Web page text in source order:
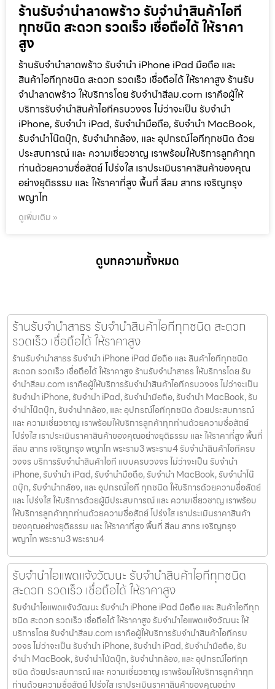
ร้านรับจำนำลาดพร้าว รับจำนำสินค้าไอที
ทุกชนิด สะดวก รวดเร็ว เชื่อถือได้ ให้ราคา
สูง
ร้านรับจำนำลาดพร้าว รับจำนำ iPhone iPad มือถือ และ
สินค้าไอทีทุกชนิด สะดวก รวดเร็ว เชื่อถือได้ ให้ราคาสูง ร้านรับ
จำนำลาดพร้าว ให้บริการโดย รับจํานําสีลม.com เราคือผู้ให้
บริการรับจำนำสินค้าไอทีครบวงจร ไม่ว่าจะเป็น รับจำนำ
iPhone, รับจำนำ iPad, รับจำนำมือถือ, รับจำนำ MacBook,
รับจำนำโน๊ตบุ๊ก, รับจำนำกล้อง, และ อุปกรณ์ไอทีทุกชนิด ด้วย
ประสบการณ์ และ ความเชี่ยวชาญ เราพร้อมให้บริการลูกค้าทุก
ท่านด้วยความซื่อสัตย์ โปร่งใส เราประเมินราคาสินค้าของคุณ
อย่างยุติธรรม และ ให้ราคาที่สูง พื้นที่ สีลม สาทร เจริญกรุง
พญาไท
ดูเพิ่มเติม »
ดูบทความทั้งหมด
ร้านรับจำนำสาธร รับจำนำสินค้าไอทีทุกชนิด สะดวก
รวดเร็ว เชื่อถือได้ ให้ราคาสูง
ร้านรับจำนำสาธร รับจำนำ iPhone iPad มือถือ และ สินค้าไอทีทุกชนิด
สะดวก รวดเร็ว เชื่อถือได้ ให้ราคาสูง ร้านรับจำนำสาธร ให้บริการโดย รับ
จํานําสีลม.com เราคือผู้ให้บริการรับจำนำสินค้าไอทีครบวงจร ไม่ว่าจะเป็น
รับจำนำ iPhone, รับจำนำ iPad, รับจำนำมือถือ, รับจำนำ MacBook, รับ
จำนำโน๊ตบุ๊ก, รับจำนำกล้อง, และ อุปกรณ์ไอทีทุกชนิด ด้วยประสบการณ์
และ ความเชี่ยวชาญ เราพร้อมให้บริการลูกค้าทุกท่านด้วยความซื่อสัตย์
โปร่งใส เราประเมินราคาสินค้าของคุณอย่างยุติธรรม และ ให้ราคาที่สูง พื้นที่
สีลม สาทร เจริญกรุง พญาไท พระราม3 พระราม4 รับจำนำสินค้าไอทีครบ
วงจร บริการรับจำนำสินค้าไอที แบบครบวงจร ไม่ว่าจะเป็น รับจำนำ
iPhone, รับจำนำ iPad, รับจำนำมือถือ, รับจำนำ MacBook, รับจำนำโน๊
ตบุ๊ก, รับจำนำกล้อง, และ อุปกรณ์ไอที ทุกชนิด ให้บริการด้วยความซื่อสัตย์
และ โปร่งใส ให้บริการด้วยผู้มีประสบการณ์ และ ความเชี่ยวชาญ เราพร้อม
ให้บริการลูกค้าทุกท่านด้วยความซื่อสัตย์ โปร่งใส เราประเมินราคาสินค้า
ของคุณอย่างยุติธรรม และ ให้ราคาที่สูง พื้นที่ สีลม สาทร เจริญกรุง
พญาไท พระราม3 พระราม4
รับจำนำไอแพดแจ้งวัฒนะ รับจำนำสินค้าไอทีทุกชนิด
สะดวก รวดเร็ว เชื่อถือได้ ให้ราคาสูง
รับจำนำไอแพดแจ้งวัฒนะ รับจำนำ iPhone iPad มือถือ และ สินค้าไอทีทุก
ชนิด สะดวก รวดเร็ว เชื่อถือได้ ให้ราคาสูง รับจำนำไอแพดแจ้งวัฒนะ ให้
บริการโดย รับจํานําสีลม.com เราคือผู้ให้บริการรับจำนำสินค้าไอทีครบ
วงจร ไม่ว่าจะเป็น รับจำนำ iPhone, รับจำนำ iPad, รับจำนำมือถือ, รับ
จำนำ MacBook, รับจำนำโน้ตบุ๊ก, รับจำนำกล้อง, และ อุปกรณ์ไอทีทุก
ชนิด ด้วยประสบการณ์ และ ความเชี่ยวชาญ เราพร้อมให้บริการลูกค้าทุก
ท่านด้วยความซื่อสัตย์ โปร่งใส เราประเมินราคาสินค้าของคุณอย่าง